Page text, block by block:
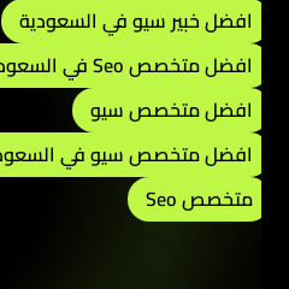
افضل خبير سيو في السعودية
افضل متخصص Seo في السعودية
افضل متخصص سيو
افضل متخصص سيو في السعودية
متخصص Seo